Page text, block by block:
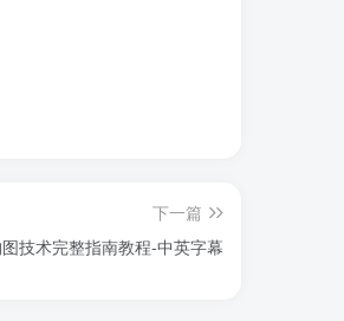
下一篇
技术完整指南教程-中英字幕